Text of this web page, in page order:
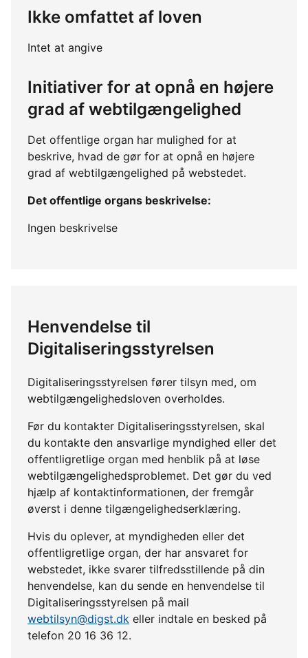
Ikke omfattet af loven
Intet at angive
Initiativer for at opnå en højere
grad af webtilgængelighed
Det offentlige organ har mulighed for at
beskrive, hvad de gør for at opnå en højere
grad af webtilgængelighed på webstedet.
Det offentlige organs beskrivelse:
Ingen beskrivelse
Henvendelse til
Digitaliseringsstyrelsen
Digitaliseringsstyrelsen fører tilsyn med, om
webtilgængelighedsloven overholdes.
Før du kontakter Digitaliseringsstyrelsen, skal
du kontakte den ansvarlige myndighed eller det
offentligretlige organ med henblik på at løse
webtilgængelighedsproblemet. Det gør du ved
hjælp af kontaktinformationen, der fremgår
øverst i denne tilgængelighedserklæring.
Hvis du oplever, at myndigheden eller det
offentligretlige organ, der har ansvaret for
webstedet, ikke svarer tilfredsstillende på din
henvendelse, kan du sende en henvendelse til
Digitaliseringsstyrelsen på mail
webtilsyn@digst.dk eller indtale en besked på
telefon 20 16 36 12.